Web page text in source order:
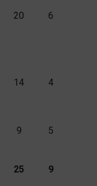
20 6
14 4
9 5
25 9